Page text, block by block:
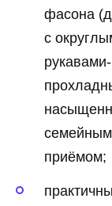
фасона
с
приёмом;